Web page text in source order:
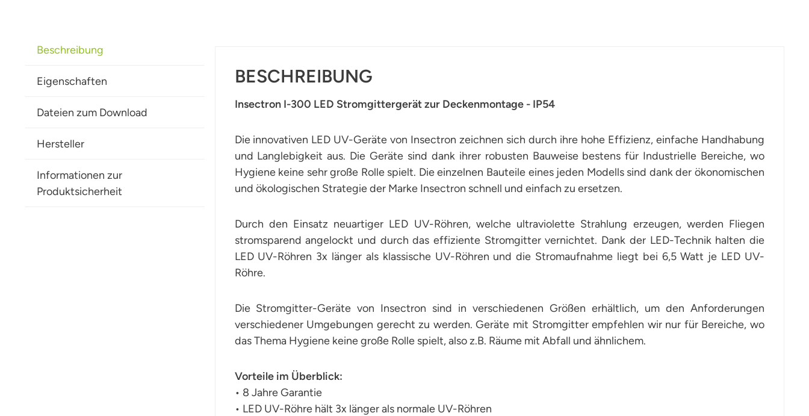
Beschreibung
Eigenschaften
Dateien zum Download
Hersteller
Informationen zur
Produktsicherheit
BESCHREIBUNG
Insectron I-300 LED Stromgittergerät zur Deckenmontage - IP54
Die innovativen LED UV-Geräte von Insectron zeichnen sich durch ihre hohe Effizienz, einfache Handhabung
und Langlebigkeit aus. Die Geräte sind dank ihrer robusten Bauweise bestens für Industrielle Bereiche, wo
Hygiene keine sehr große Rolle spielt. Die einzelnen Bauteile eines jeden Modells sind dank der ökonomischen
und ökologischen Strategie der Marke Insectron schnell und einfach zu ersetzen.
Durch den Einsatz neuartiger LED UV-Röhren, welche ultraviolette Strahlung erzeugen, werden Fliegen
stromsparend angelockt und durch das effiziente Stromgitter vernichtet. Dank der LED-Technik halten die
LED UV-Röhren 3x länger als klassische UV-Röhren und die Stromaufnahme liegt bei 6,5 Watt je LED UV-
Röhre.
Die Stromgitter-Geräte von Insectron sind in verschiedenen Größen erhältlich, um den Anforderungen
verschiedener Umgebungen gerecht zu werden. Geräte mit Stromgitter empfehlen wir nur für Bereiche, wo
das Thema Hygiene keine große Rolle spielt, also z.B. Räume mit Abfall und ähnlichem.
Vorteile im Überblick:
• 8 Jahre Garantie
• LED UV-Röhre hält 3x länger als normale UV-Röhren